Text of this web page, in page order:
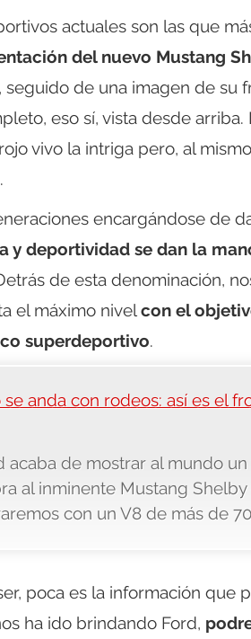
actuales son las que
del nuevo Mustang
de una imagen de su
eso sí, vista desde arriba.
vivo la intriga pero, al
.
encargándose de
y deportividad se dan la
de esta denominación,
el máximo nivelcon el
superdeportivo.
se anda con rodeos: así es el
acaba de mostrar al mundo
al inminente Mustang
con un V8 de más de
poca es la información que
ha ido brindando Ford,